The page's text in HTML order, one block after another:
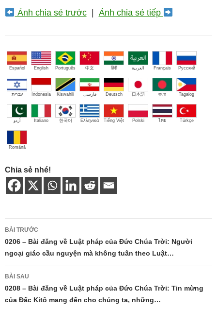
Ảnh chia sẻ trước| Ảnh chia sẻ tiếp
Español English Português 中文 हिंदी العربية Français Русский
עברית Indonesia Kiswahili فارسی Deutsch 日本語 বাংলা Tagalog
اُردو Italiano 한국어 Ελληνικά Tiếng Việt Polski ไทย Türkçe
Română
Chia sẻ nhé!
Điều
hướng
bài
viết
BÀI TRƯỚC
0206 – Bài đăng về Luật pháp của Đức Chúa Trời: Người
ngoại giáo cầu nguyện mà không tuân theo Luật…
BÀI SAU
0208 – Bài đăng về Luật pháp của Đức Chúa Trời: Tin mừng
của Đấc Kitô mang đến cho chúng ta, những…